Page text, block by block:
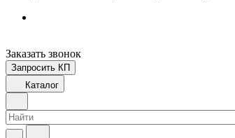
Заказать звонок
Запросить КП
Каталог